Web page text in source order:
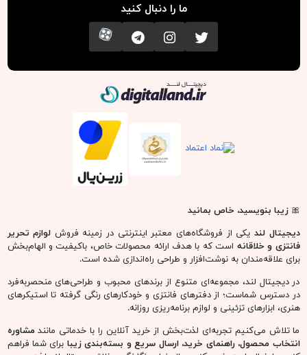
ما را دنبال کنید
تویتر اینستاگرامکانال تلگرام
آپارات
🎀زیبا بنویسید، خاص بمانید
دیجیتال لند یکی از فروشگاه‌های معتبر اینترنتی در زمینه فروش لوازم تحریر
فانتزی و خلاقانه است که با هدف ارائه محصولات خاص، باکیفیت و الهام‌بخش
برای علاقه‌مندان به نوشت‌افزار و طراحی راه‌اندازی شده است.
در دیجیتال لند، مجموعه‌ای متنوع از برندهای محبوب و طراحی‌های منحصربه‌فرد
در دسترس شماست؛ از دفترهای فانتزی و خودکارهای رنگی گرفته تا استیکرهای
هنری، ابزارهای تزئینی و لوازم برنامه‌ریزی روزانه.
ما تلاش می‌کنیم تجربه‌ای لذت‌بخش از خرید آنلاین را با خدماتی مانندمشاوره
انتخاب محصول، راهنمای خرید، ارسال سریع و بسته‌بندی زیبا برای شما فراهم